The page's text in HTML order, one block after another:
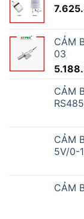
CẢM
03
CẢM
CẢM
5V/0-
CẢM